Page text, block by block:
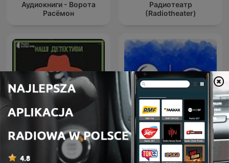
Аудиокниги - Ворота
Расёмон
Радиотеатр
(Radiotheater)
Наші детективи
Аудіокниги українською
(Студія Калідор та інші)